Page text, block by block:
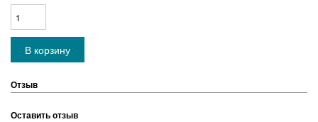
Отзыв
Оставить отзыв